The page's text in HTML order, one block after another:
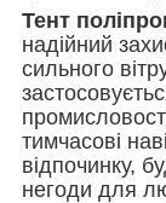
Тент
надійний
сильного
тимчасові
відпочинку,
негоди для